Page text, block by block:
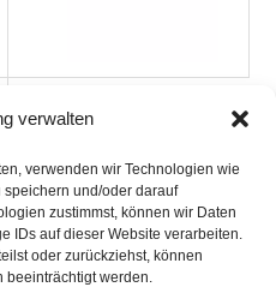
verwalten
verwenden wir Technologien wie
und/oder darauf
zustimmst, können wir Daten
IDs auf dieser Website verarbeiten.
oder zurückziehst, können
beeinträchtigt werden.